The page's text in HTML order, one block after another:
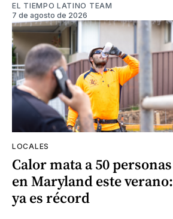
EL TIEMPO LATINO TEAM
7 de agosto de 2026
LOCALES
Calor mata a 50 personas
en Maryland este verano:
ya es récord